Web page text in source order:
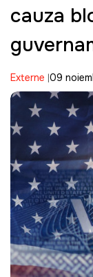
cauza
Externe 09